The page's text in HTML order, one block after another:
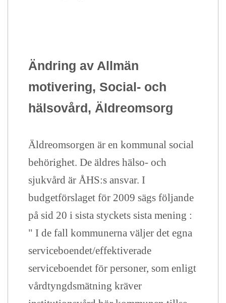
Ändring av Allmän
motivering, Social- och
hälsovård, Äldreomsorg
Äldreomsorgen är en kommunal social
behörighet. De äldres hälso- och
sjukvård är ÅHS:s ansvar. I
budgetförslaget för 2009 sägs följande
på sid 20 i sista styckets sista mening :
" I de fall kommunerna väljer det egna
serviceboendet/effektiverade
serviceboendet för personer, som enligt
vårdtyngdsmätning kräver